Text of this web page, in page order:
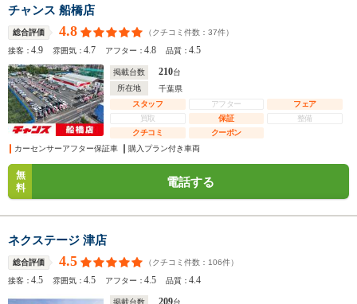
チャンス 船橋店
総合評価 4.8 （クチコミ件数： 37件）
接客：4.9 雰囲気：4.7 アフター：4.8 品質：4.5
掲載台数 210台
所在地
千葉県
スタッフ
アフター
フェア
買取
保証
整備
クチコミ
クーポン
カーセンサーアフター保証車
購入プラン付き車両
無
料
電話する
ネクステージ 津店
総合評価 4.5 （クチコミ件数： 106件）
接客：4.5 雰囲気：4.5 アフター：4.5 品質：4.4
掲載台数 209台